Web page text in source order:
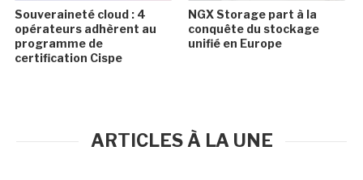
Souveraineté cloud : 4
opérateurs adhèrent au
programme de
certification Cispe
NGX Storage part à la
conquête du stockage
unifié en Europe
ARTICLES À LA UNE